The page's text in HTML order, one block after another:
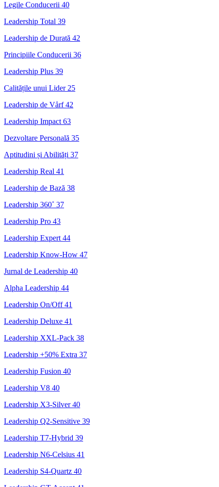
Legile Conducerii 40
Leadership Total 39
Leadership de Durată 42
Principiile Conducerii 36
Leadership Plus 39
Calitățile unui Lider 25
Leadership de Vårf42
Leadership Impact 63
Dezvoltare Personală 35
Aptitudini și Abilități 37
Leadership Real 41
Leadership de Bază 38
Leadership 360˚ 37
Leadership Pro 43
Leadership Expert 44
Leadership Know-How 47
Jurnal de Leadership 40
Alpha Leadership 44
Leadership On/Off41
Leadership Deluxe 41
Leadership XXL-Pack 38
Leadership +50% Extra 37
Leadership Fusion 40
Leadership V8 40
Leadership X3-Silver40
Leadership Q2-Sensitive 39
Leadership T7-Hybrid 39
Leadership N6-Celsius 41
Leadership S4-Quartz 40